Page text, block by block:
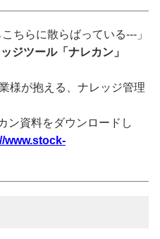
ちらに散らばっている---」
ジツール「ナレカン」
様が抱える、ナレッジ管理
ン資料をダウンロードし
www.stock-